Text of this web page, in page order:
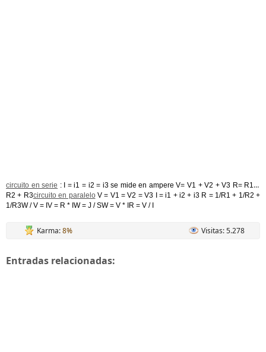
circuito en serie : I = i1 = i2 = i3 se mide en ampere V= V1 + V2 + V3 R= R1 +
R2 + R3circuito en paraleloV = V1 = V2 = V3 I = i1 + i2 + i3 R = 1/R1 + 1/R2 +
1/R3W / V = IV = R * IW = J / SW = V * IR = V / I
Karma:8% Visitas: 5.278
Entradas relacionadas: